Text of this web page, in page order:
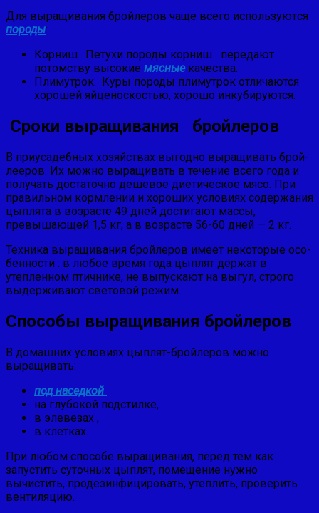
Для выращивания бройлеров чаще всего используют­ся
породы:
Корниш. Петухи породы корниш передают
потомству высокие мясныекачества.
Плимутрок. Куры по­роды плимутрок отличаются
хорошей яйценоскостью, хо­рошо инкубируются.
Сроки выращивания бройлеров
В приусадебных хозяйствах выгодно выращивать брой­
лееров. Их можно выращивать в течение всего года и
по­лучать достаточно дешевое диетическое мясо. При
правильном кормлении и хороших условиях содержания
цыплята в возрасте 49 дней достигают массы,
превышаю­щей 1,5 кг, а в возрасте 56-60 дней — 2 кг.
Техника выращивания бройлеров имеет некоторые осо­
бенности : в любое время года цыплят держат в
утеплен­ном птичнике, не выпускают на выгул, строго
выдержива­ют световой режим.
Способы выра­щивания бройлеров
В домашних условиях цыплят-бройлеров можно
выращивать:
под наседкой
на глубокой под­стилке,
в элевезах ,
в клетках.
При любом способе выра­щивания, перед тем как
запустить суточных цыплят, по­мещение нужно
вычистить, продезинфицировать, утеплить, проверить
вентиляцию.